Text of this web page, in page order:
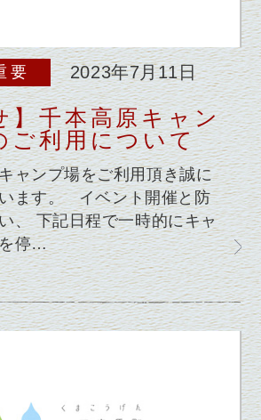
要 2023年7月11日
】千本高原キャン
ご利用について
ャンプ場をご利用頂き誠に
ます。 イベント開催と防
、 下記日程で一時的にキャ
停…